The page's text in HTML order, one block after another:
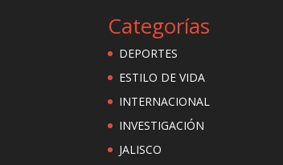
Categorías
DEPORTES
ESTILO DE VIDA
INTERNACIONAL
INVESTIGACIÓN
JALISCO